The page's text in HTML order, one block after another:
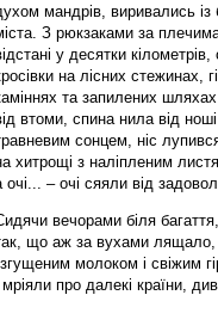
мандрів, виривались із
З рюкзаками за
у десятки
на лісних стежинах,
та запилених
втоми, спина нила від
сонцем, ніс
хитрощі з наліпленим
очі... – очі сяяли від
вечорами біля
що аж за вухами лящало,
молоком і свіжим
про далекі країни,